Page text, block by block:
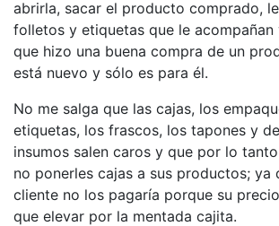
abrirla, sacar el producto comprado,
folletos y etiquetas que le
que hizo una buena compra de un
está nuevo y sólo es para él.
No me salga que las cajas, los
etiquetas, los frascos, los tapones y
insumos salen caros y que por lo
no ponerles cajas a sus productos; ya
cliente no los pagaría porque su
que elevar por la mentada cajita.